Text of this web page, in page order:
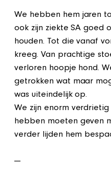
We hebben hem jaren
ook zijn ziekte SA goed
houden. Tot die vanaf
kreeg. Van prachtige
verloren hoopje hond.
getrokken wat maar
was uiteindelijk op.
We zijn enorm
hebben moeten geven
verder lijden hem
---